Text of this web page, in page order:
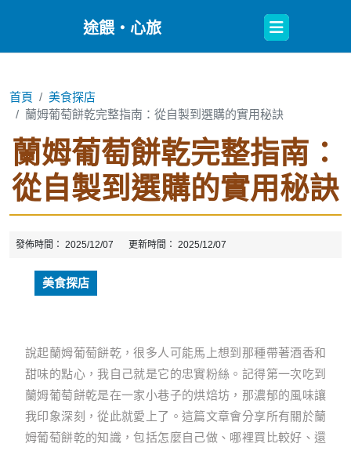
途餵・心旅
Open
Button
首頁
美食探店
蘭姆葡萄餅乾完整指南：從自製到選購的實用秘訣
蘭姆葡萄餅乾完整指南：
從自製到選購的實用秘訣
發佈時間： 2025/12/07 更新時間： 2025/12/07
美食探店
說起蘭姆葡萄餅乾，很多人可能馬上想到那種帶著酒香和
甜味的點心，我自己就是它的忠實粉絲。記得第一次吃到
蘭姆葡萄餅乾是在一家小巷子的烘焙坊，那濃郁的風味讓
我印象深刻，從此就愛上了。這篇文章會分享所有關於蘭
姆葡萄餅乾的知識，包括怎麼自己做、哪裡買比較好、還